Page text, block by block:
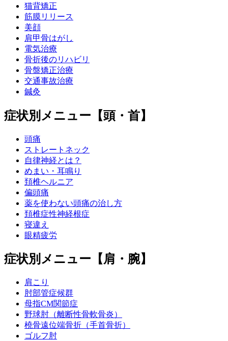
猫背矯正
筋膜リリース
美顔
肩甲骨はがし
電気治療
骨折後のリハビリ
骨盤矯正治療
交通事故治療
鍼灸
症状別メニュー【頭・首】
頭痛
ストレートネック
自律神経とは？
めまい・耳鳴り
頚椎ヘルニア
偏頭痛
薬を使わない頭痛の治し方
頚椎症性神経根症
寝違え
眼精疲労
症状別メニュー【肩・腕】
肩こり
肘部管症候群
母指CM関節症
野球肘（離断性骨軟骨炎）
橈骨遠位端骨折（手首骨折）
ゴルフ肘